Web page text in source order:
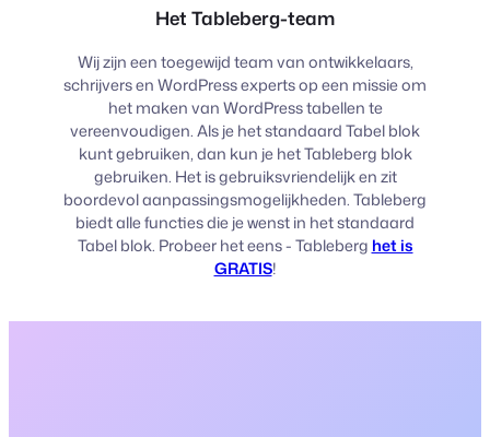
Het Tableberg-team
Wij zijn een toegewijd team van ontwikkelaars,
schrijvers en WordPress experts op een missie om
het maken van WordPress tabellen te
vereenvoudigen. Als je het standaard Tabel blok
kunt gebruiken, dan kun je het Tableberg blok
gebruiken. Het is gebruiksvriendelijk en zit
boordevol aanpassingsmogelijkheden. Tableberg
biedt alle functies die je wenst in het standaard
Tabel blok. Probeer het eens - Tableberg het is
GRATIS!